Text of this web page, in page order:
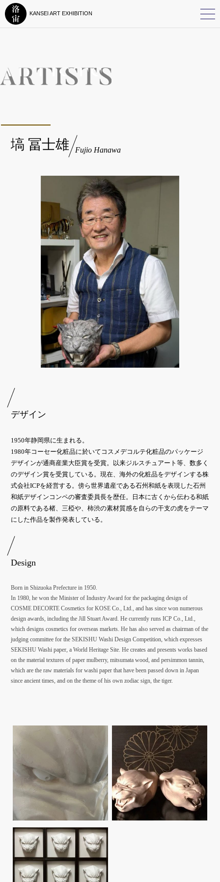
KANSEI ART EXHIBITION
塙 冨士雄 Fujio Hanawa
デザイン
1950年静岡県に生まれる。
1980年コーセー化粧品に於いてコスメデコルテ化粧品のパッケージ
デザインが通商産業大臣賞を受賞。以来ジルスチュアート等、数多く
のデザイン賞を受賞している。現在、海外の化粧品をデザインする株
式会社ICPを経営する。傍ら世界遺産である石州和紙を表現した石州
和紙デザインコンペの審査委員長を歴任。日本に古くから伝わる和紙
の原料である楮、三椏や、柿渋の素材質感を自らの干支の虎をテーマ
にした作品を製作発表している。
Design
Born in Shizuoka Prefecture in 1950.
In 1980, he won the Minister of Industry Award for the packaging design of
COSME DECORTE Cosmetics for KOSE Co., Ltd., and has since won numerous
design awards, including the Jill Stuart Award. He currently runs ICP Co., Ltd.,
which designs cosmetics for overseas markets. He has also served as chairman of the
judging committee for the SEKISHU Washi Design Competition, which expresses
SEKISHU Washi paper, a World Heritage Site. He creates and presents works based
on the material textures of paper mulberry, mitsumata wood, and persimmon tannin,
which are the raw materials for washi paper that have been passed down in Japan
since ancient times, and on the theme of his own zodiac sign, the tiger.